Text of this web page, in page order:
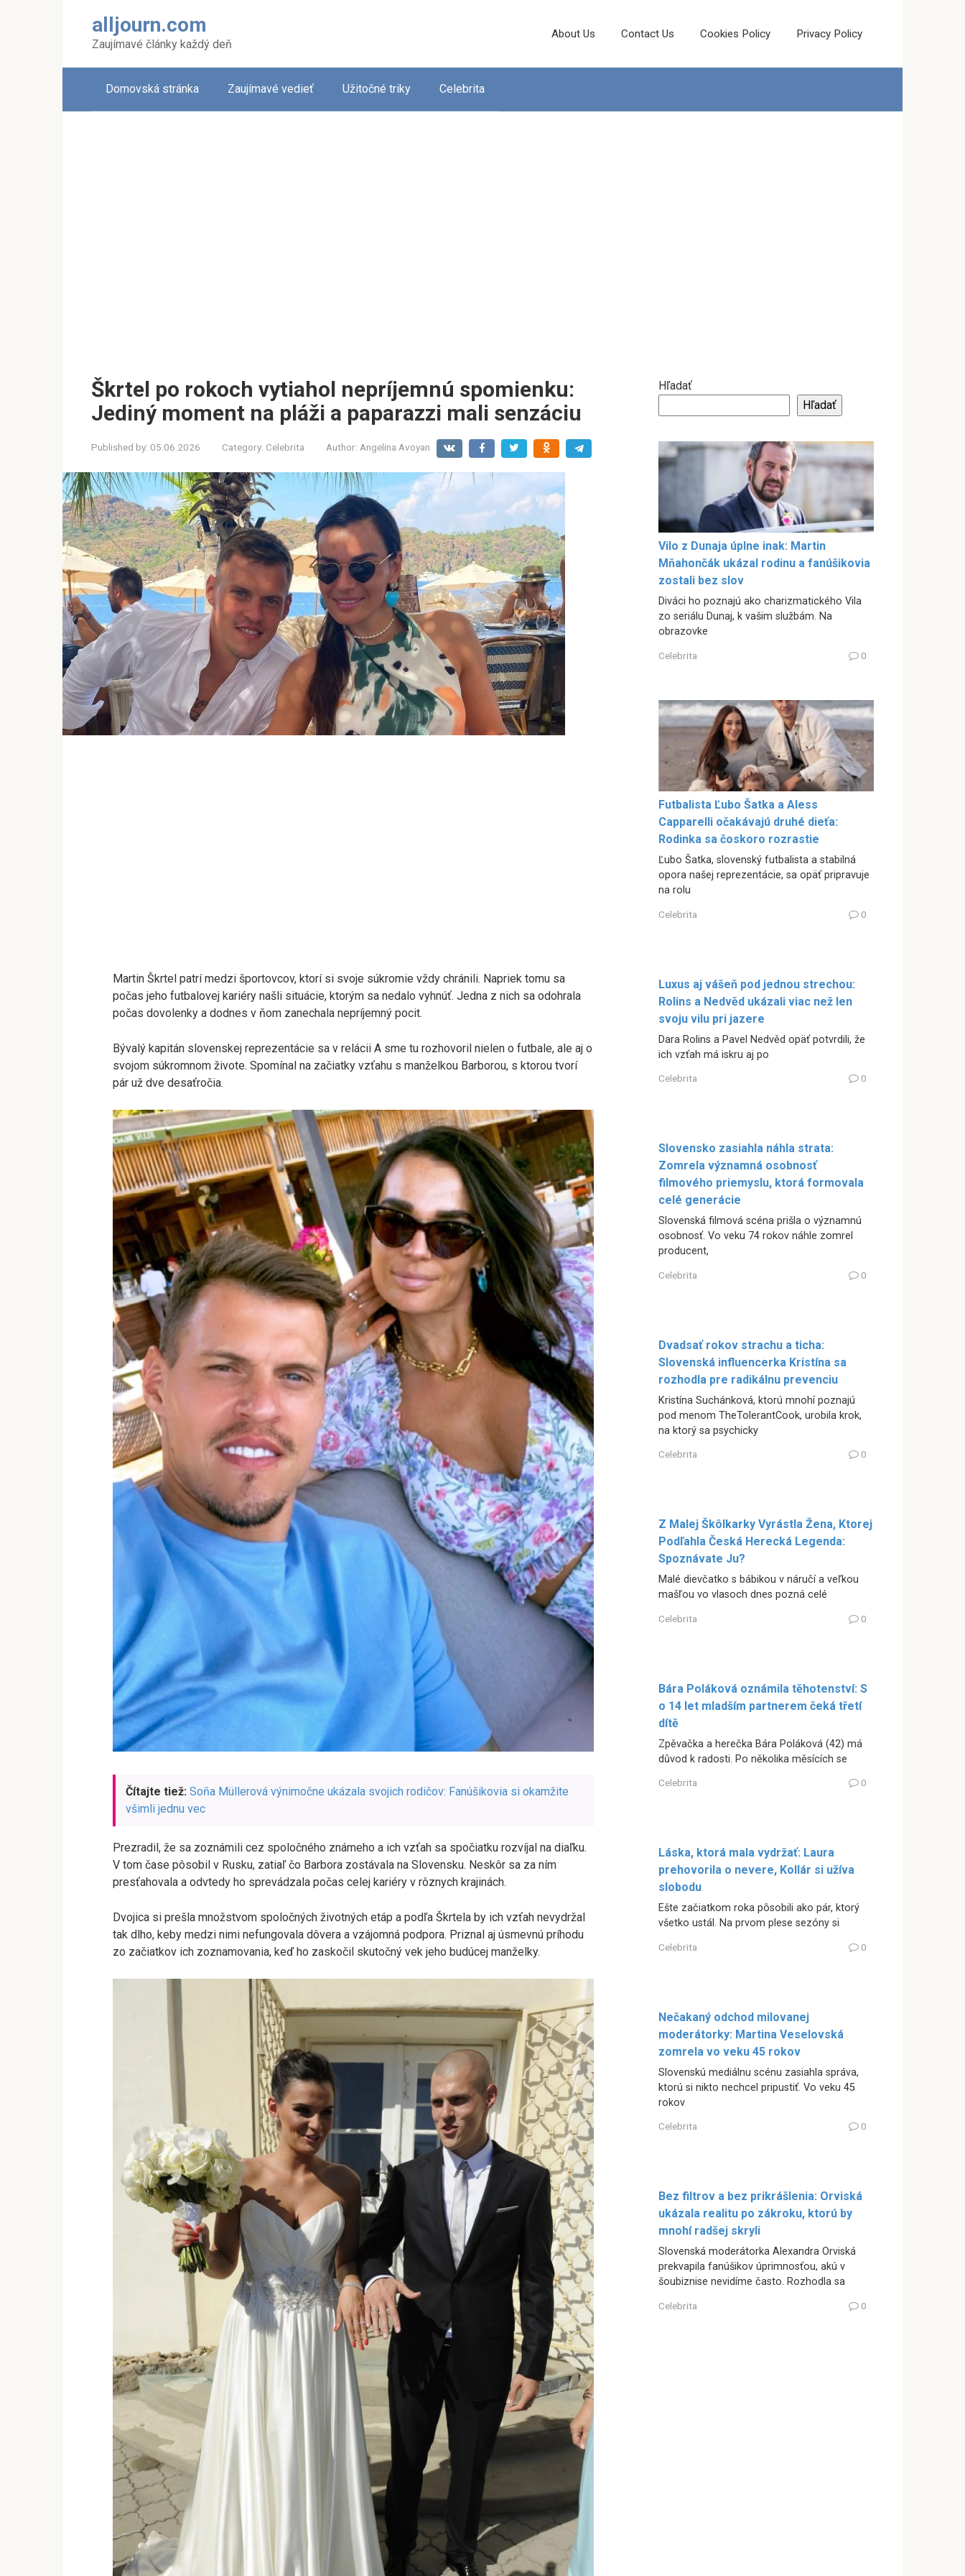
alljourn.com
Zaujímavé články každý deň
About Us Contact Us Cookies Policy Privacy Policy
Domovská stránka Zaujímavé vedieť Užitočné triky Celebrita
Škrtel po rokoch vytiahol nepríjemnú spomienku:
Jediný moment na pláži a paparazzi mali senzáciu
Published by: 05.06.2026 Category: Celebrita Author: Angelina Avoyan
Martin Škrtel patrí medzi športovcov, ktorí si svoje súkromie vždy chránili. Napriek tomu sa
počas jeho futbalovej kariéry našli situácie, ktorým sa nedalo vyhnúť. Jedna z nich sa odohrala
počas dovolenky a dodnes v ňom zanechala nepríjemný pocit.
Bývalý kapitán slovenskej reprezentácie sa v relácii A sme tu rozhovoril nielen o futbale, ale aj o
svojom súkromnom živote. Spomínal na začiatky vzťahu s manželkou Barborou, s ktorou tvorí
pár už dve desaťročia.
Čítajte tiež: Soňa Müllerová výnimočne ukázala svojich rodičov: Fanúšikovia si okamžite
všimli jednu vec
Prezradil, že sa zoznámili cez spoločného známeho a ich vzťah sa spočiatku rozvíjal na diaľku.
V tom čase pôsobil v Rusku, zatiaľ čo Barbora zostávala na Slovensku. Neskôr sa za ním
presťahovala a odvtedy ho sprevádzala počas celej kariéry v rôznych krajinách.
Dvojica si prešla množstvom spoločných životných etáp a podľa Škrtela by ich vzťah nevydržal
tak dlho, keby medzi nimi nefungovala dôvera a vzájomná podpora. Priznal aj úsmevnú príhodu
zo začiatkov ich zoznamovania, keď ho zaskočil skutočný vek jeho budúcej manželky.
Hľadať
Hľadať
Vilo z Dunaja úplne inak: Martin
Mňahončák ukázal rodinu a fanúšikovia
zostali bez slov
Diváci ho poznajú ako charizmatického Vila
zo seriálu Dunaj, k vašim službám. Na
obrazovke
Celebrita 0
Futbalista Ľubo Šatka a Aless
Capparelli očakávajú druhé dieťa:
Rodinka sa čoskoro rozrastie
Ľubo Šatka, slovenský futbalista a stabilná
opora našej reprezentácie, sa opäť pripravuje
na rolu
Celebrita 0
Luxus aj vášeň pod jednou strechou:
Rolins a Nedvěd ukázali viac než len
svoju vilu pri jazere
Dara Rolins a Pavel Nedvěd opäť potvrdili, že
ich vzťah má iskru aj po
Celebrita 0
Slovensko zasiahla náhla strata:
Zomrela významná osobnosť
filmového priemyslu, ktorá formovala
celé generácie
Slovenská filmová scéna prišla o významnú
osobnosť. Vo veku 74 rokov náhle zomrel
producent,
Celebrita 0
Dvadsať rokov strachu a ticha:
Slovenská influencerka Kristína sa
rozhodla pre radikálnu prevenciu
Kristína Suchánková, ktorú mnohí poznajú
pod menom TheTolerantCook, urobila krok,
na ktorý sa psychicky
Celebrita 0
Z Malej Škôlkarky Vyrástla Žena, Ktorej
Podľahla Česká Herecká Legenda:
Spoznávate Ju?
Malé dievčatko s bábikou v náručí a veľkou
mašľou vo vlasoch dnes pozná celé
Celebrita 0
Bára Poláková oznámila těhotenství: S
o 14 let mladším partnerem čeká třetí
dítě
Zpěvačka a herečka Bára Poláková (42) má
důvod k radosti. Po několika měsících se
Celebrita 0
Láska, ktorá mala vydržať: Laura
prehovorila o nevere, Kollár si užíva
slobodu
Ešte začiatkom roka pôsobili ako pár, ktorý
všetko ustál. Na prvom plese sezóny si
Celebrita 0
Nečakaný odchod milovanej
moderátorky: Martina Veselovská
zomrela vo veku 45 rokov
Slovenskú mediálnu scénu zasiahla správa,
ktorú si nikto nechcel pripustiť. Vo veku 45
rokov
Celebrita 0
Bez filtrov a bez prikrášlenia: Orviská
ukázala realitu po zákroku, ktorú by
mnohí radšej skryli
Slovenská moderátorka Alexandra Orviská
prekvapila fanúšikov úprimnosťou, akú v
šoubiznise nevidíme často. Rozhodla sa
Celebrita 0